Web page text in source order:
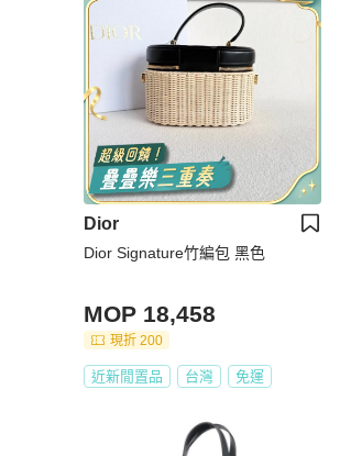
Dior
Dior Signature竹編包 黑色
MOP 18,458
現折 200
近新閒置品 台灣 免運